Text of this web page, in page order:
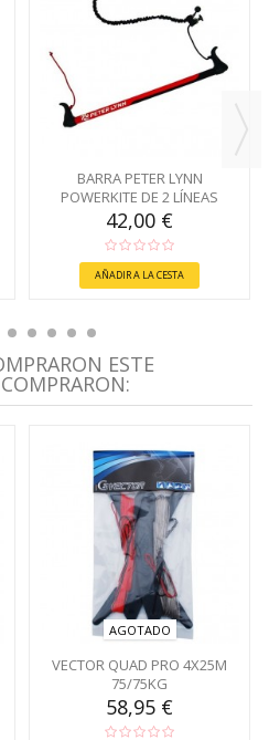
BARRA PETER LYNN
POWERKITE DE 2 LÍNEAS
42,00 €
AÑADIR A LA CESTA
ESTE
AGOTADO
VECTOR QUAD PRO 4X25M
75/75KG
58,95 €